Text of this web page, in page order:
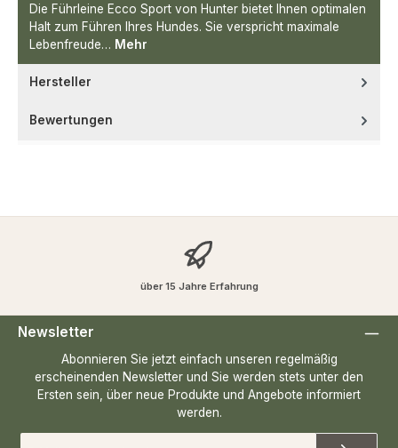
Die Führleine Ecco Sport von Hunter bietet Ihnen optimalen
Halt zum Führen Ihres Hundes. Sie verspricht maximale
Lebenfreude… Mehr
Hersteller
Bewertungen
über 15 Jahre Erfahrung
Newsletter
Abonnieren Sie jetzt einfach unseren regelmäßig
erscheinenden Newsletter und Sie werden stets unter den
Ersten sein, über neue Produkte und Angebote informiert
werden.